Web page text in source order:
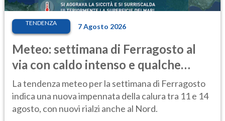
TENDENZA 7 Agosto 2026
Meteo: settimana di Ferragosto al
via con caldo intenso e qualche
temporale
La tendenza meteo per la settimana di Ferragosto
indica una nuova impennata della calura tra 11 e 14
agosto, con nuovi rialzi anche al Nord.